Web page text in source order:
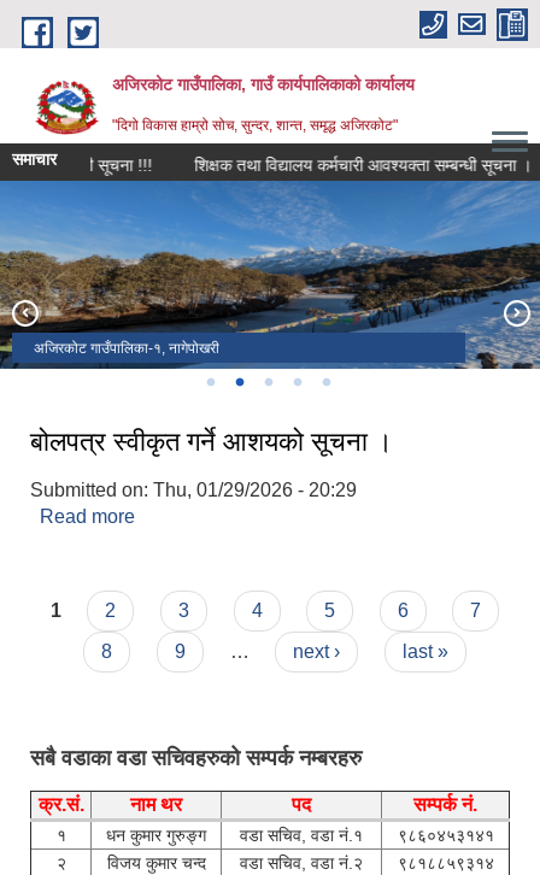
Skip to main content
अजिरकोट गाउँपालिका, गाउँ कार्यपालिकाको कार्यालय
"दिगो विकास हाम्रो सोच, सुन्दर, शान्त, समृद्ध अजिरकोट"
समाचारसूचना !!! शिक्षक तथा विद्यालय कर्मचारी आवश्यक्ता सम्बन्धी सूचना ।
अजिरकोट गाउँपालिकाबाट देखिने बौद्ध हिमाल
अजिरकोट गाउँपालिका-१, नागेपोखरी
अजिरकोट गाउँपालिका -०३, भच्चेक बजार
अजिरकोट गाउँपालिका-४, झ्याल्ला भूमे मन्दिर
बोलपत्र स्वीकृत गर्ने आशयको सूचना ।
Submitted on: Thu, 01/29/2026 - 20:29
Read more
Pages
1 2 3 4 5 6
7
8
9 … next › last »
सबै वडाका वडा सचिवहरुको सम्पर्क नम्बरहरु
क्र.सं. नाम थर पद सम्पर्क नं.
१ धन कुमार गुरुङ्ग वडा सचिव, वडा नं.१
९८६०४५३१४१
२
विजय कुमार चन्द वडा सचिव, वडा नं.२
९८१८८५९३१४